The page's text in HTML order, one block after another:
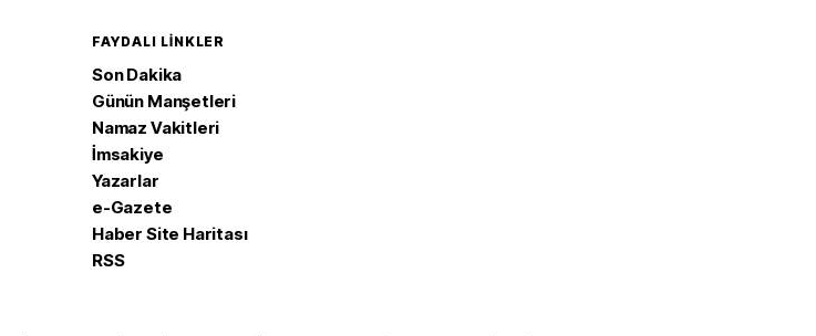
FAYDALI LINKLER
Son Dakika
Günün Manşetleri
Namaz Vakitleri
İmsakiye
Yazarlar
e-Gazete
Haber Site Haritası
RSS